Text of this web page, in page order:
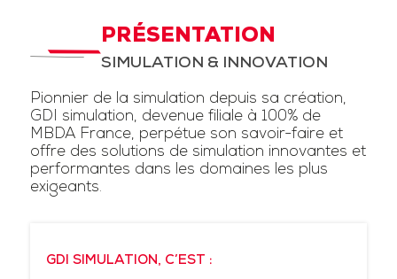
PRÉSENTATION
SIMULATION & INNOVATION
Pionnier de la simulation depuis sa création,
GDI simulation, devenue filiale à 100% de
MBDA France, perpétue son savoir-faire et
offre des solutions de simulation innovantes et
performantes dans les domaines les plus
exigeants.
GDI SIMULATION, C’EST :